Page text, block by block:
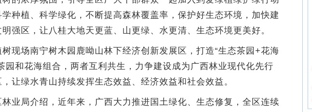
种植、科学绿化，不断提高森林覆盖率，保护好生态环境，加快建
强区，让八桂大地天更蓝、山更绿、水更清、生态环境更美好。
场南宁树木园鹿呦山林下经济创新发展区，打造“生态茶园+花海
园和花海组合，两者互利共生，力争建设成为广西林业现代化先行
让绿水青山持续发挥生态效益、经济效益和社会效益。
局介绍，近年来，广西大力推进国土绿化、生态修复，全区连续